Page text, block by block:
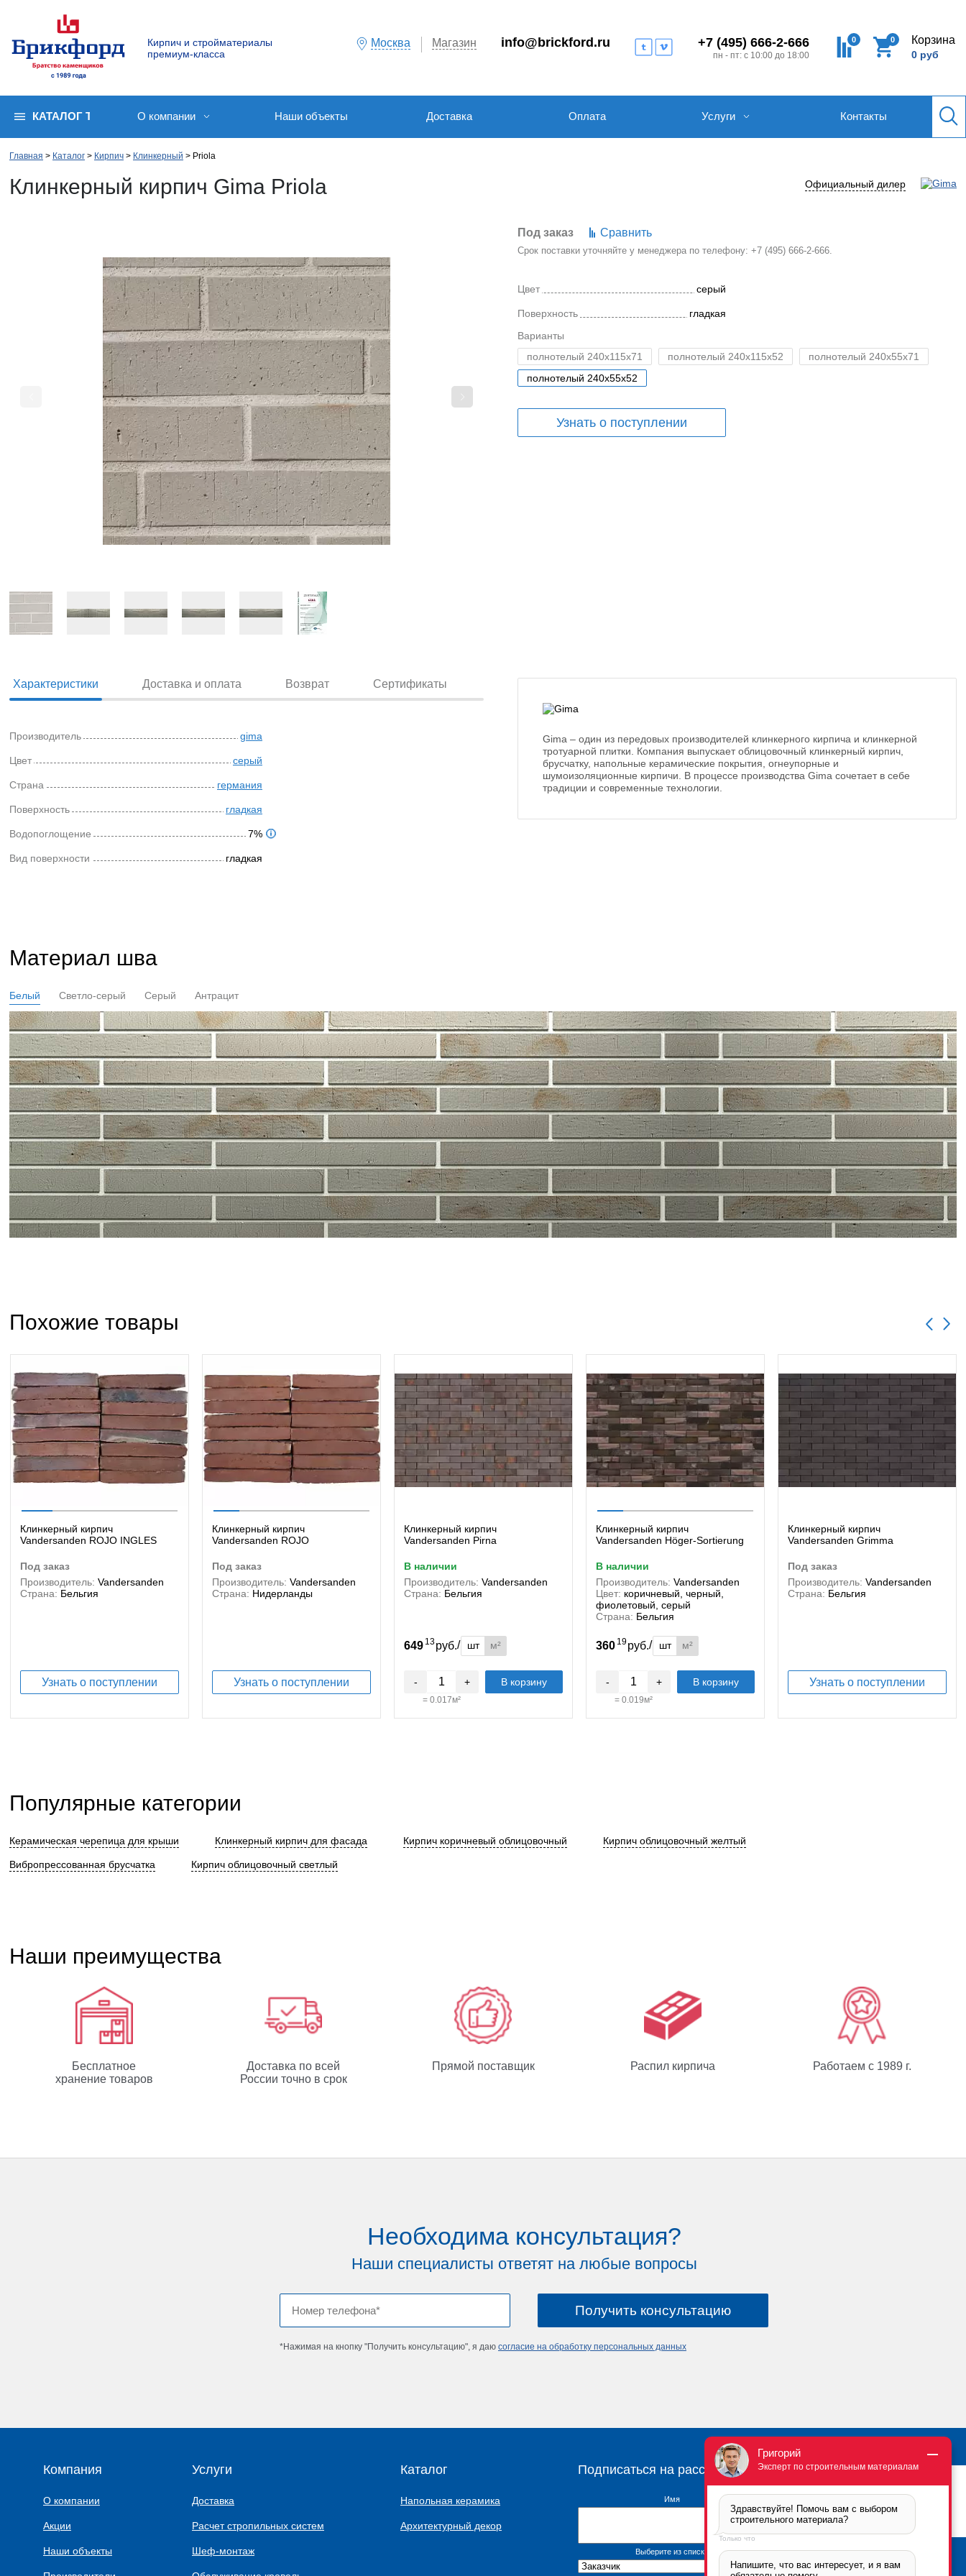
Кирпич и стройматериалы
премиум-класса
Москва Магазин info@brickford.ru +7 (495) 666-2-666
пн - пт: с 10:00 до 18:00
0 0 Корзина
0 руб
КАТАЛОГ ТОВАРОВО компании Наши объекты Доставка Оплата Услуги Контакты
Главная Каталог Кирпич Клинкерный Priola
Клинкерный кирпич Gima Priola Официальный дилер
Под заказ Сравнить
Срок поставки уточняйте у менеджера по телефону: +7 (495) 666-2-666.
Цвет серый
Поверхность
гладкая
Варианты
полнотелый 240x115x71
полнотелый 240x115x52
полнотелый 240x55x71
полнотелый 240x55x52
Узнать о поступлении
Характеристики Доставка и оплата Возврат Сертификаты
Производитель gima
Цвет серый
Страна германия
Поверхность гладкая
Водопоглощение 7%
Вид поверхности гладкая
Gima – один из передовых производителей клинкерного кирпича и клинкерной
тротуарной плитки. Компания выпускает облицовочный клинкерный кирпич,
брусчатку, напольные керамические покрытия, огнеупорные и
шумоизоляционные кирпичи. В процессе производства Gima сочетает в себе
традиции и современные технологии.
Материал шва
Белый Светло-серый Серый Антрацит
Похожие товары
Клинкерный кирпич
Vandersanden ROJO INGLES
под заказ
Производитель: Vandersanden
Страна: Бельгия
Узнать о поступлении
Клинкерный кирпич
Vandersanden ROJO
под заказ
Производитель: Vandersanden
Страна: Нидерланды
Узнать о поступлении
Клинкерный кирпич
Vandersanden Pirna
в наличии
Производитель: Vandersanden
Страна: Бельгия
649 13руб./ шт м²
- +
= 0.017м²
В корзину
Клинкерный кирпич
Vandersanden Höger-Sortierung
в наличии
Производитель: Vandersanden
Цвет: коричневый, черный,
фиолетовый, серый
Страна: Бельгия
360 19руб./ шт м²
- +
= 0.019м²
В корзину
Клинкерный кирпич
Vandersanden Grimma
под заказ
Производитель: Vandersanden
Страна: Бельгия
Узнать о поступлении
Популярные категории
Керамическая черепица для крыши Клинкерный кирпич для фасада Кирпич коричневый облицовочный Кирпич облицовочный желтый
Вибропрессованная брусчатка Кирпич облицовочный светлый
Наши преимущества
Бесплатное
хранение товаров
Доставка по всей
России точно в срок
Прямой поставщик Распил кирпича Работаем с 1989 г.
Необходима консультация?
Наши специалисты ответят на любые вопросы
*Нажимая на кнопку "Получить консультацию", я даю согласие на обработку персональных данных
Брикфорд Москва
Компания
О компании
Акции
Наши объекты
Услуги
Доставка
Расчет стропильных систем
Шеф-монтаж
Каталог
Напольная керамика
Архитектурный декор
Подписаться на рассылку
Имя
Выберите из списка
Григорий
Эксперт по строительным материалам
Здравствуйте! Помочь вам с выбором
строительного материала?
Только что
Напишите, что вас интересует, и я вам